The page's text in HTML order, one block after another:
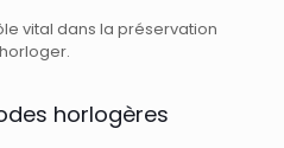
vital dans la préservation
horlogères